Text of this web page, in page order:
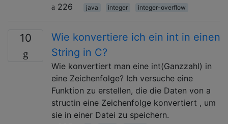
226
java integer integer-overflow
10
Wie konvertiere ich ein int in einen
String in C?
Wie konvertiert man eine int(Ganzzahl) in
eine Zeichenfolge? Ich versuche eine
Funktion zu erstellen, die die Daten von a
structin eine Zeichenfolge konvertiert , um
sie in einer Datei zu speichern.